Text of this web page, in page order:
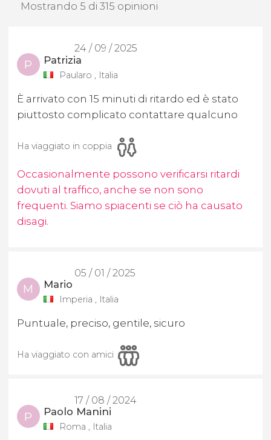
Mostrando 5 di 315 opinioni
24 / 09 / 2025
P Patrizia
Paularo , Italia
È arrivato con 15 minuti di ritardo ed è stato
piuttosto complicato contattare qualcuno
Ha viaggiato in coppia
Occasionalmente possono verificarsi ritardi
dovuti al traffico, anche se non sono
frequenti. Siamo spiacenti se ciò ha causato
disagi.
05 / 01 / 2025
M Mario
Imperia , Italia
Puntuale, preciso, gentile, sicuro
Ha viaggiato con amici
17 / 08 / 2024
P Paolo Manini
Roma , Italia